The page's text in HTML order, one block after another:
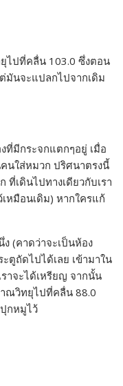
ไปที่คลื่น 103.0 ซึ่งตอน
มันจะแปลกไปจากเดิม
ที่มีกระจกแตกๆอยู่ เมื่อ
คนใส่หมวก ปริศนาตรงนี้
ที่เดินไปทางเดียวกับเรา
หมือนเดิม) หากใครแก้
ง (คาดว่าจะเป็นห้อง
ตูถัดไปได้เลย เข้ามาใน
าจะได้เหรียญ จากนั้น
ณวิทยุไปที่คลื่น 88.0
กหมูไว้